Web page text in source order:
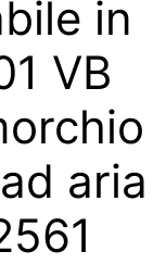
in
VB
aria